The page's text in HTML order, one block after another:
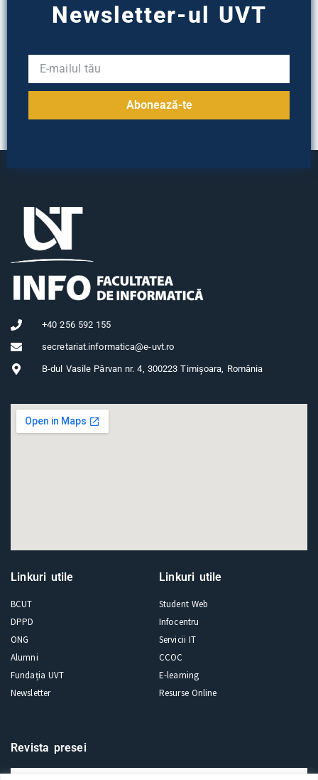
Newsletter-ul UVT
Abonează-te
+40 256 592 155
secretariat.informatica@e-uvt.ro
B-dul Vasile Pârvan nr. 4, 300223 Timișoara, România
Linkuri utile
BCUT
DPPD
ONG
Alumni
Fundația UVT
Newsletter
Linkuri utile
Student Web
Infocentru
Servicii IT
CCOC
E-learning
Resurse Online
Revista presei